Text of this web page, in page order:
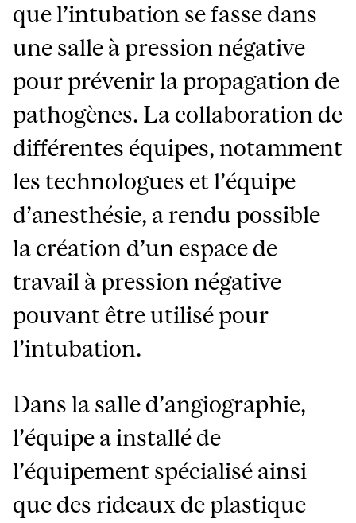
que l’intubation se fasse dans
une salle à pression négative
pour prévenir la propagation de
pathogènes. La collaboration de
différentes équipes, notamment
les technologues et l’équipe
d’anesthésie, a rendu possible
la création d’un espace de
travail à pression négative
pouvant être utilisé pour
l’intubation.
Dans la salle d’angiographie,
l’équipe a installé de
l’équipement spécialisé ainsi
que des rideaux de plastique